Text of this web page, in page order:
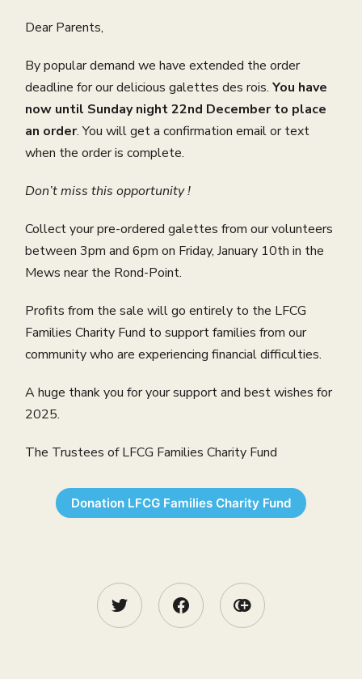
Dear Parents,
By popular demand we have extended the order
deadline for our delicious galettes des rois.You have
now until Sunday night 22nd December to place
an order. You will get a confirmation email or text
when the order is complete.
Don’t miss this opportunity !
Collect your pre-ordered galettes from our volunteers
between 3pm and 6pm on Friday, January 10th in the
Mews near the Rond-Point.
Profits from the sale will go entirely to the LFCG
Families Charity Fund to support families from our
community who are experiencing financial difficulties.
A huge thank you for your support and best wishes for
2025.
The Trustees of LFCG Families Charity Fund
Donation LFCG Families Charity Fund